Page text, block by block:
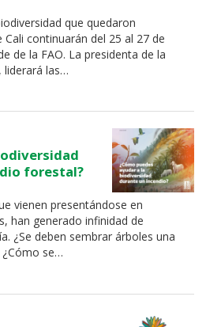
que quedaron
Cali continuarán del 25 al 27 de
de la FAO. La presidenta de la
liderará las…
forestal?
vienen presentándose en
han generado infinidad de
¿Se deben sembrar árboles una
¿Cómo se…